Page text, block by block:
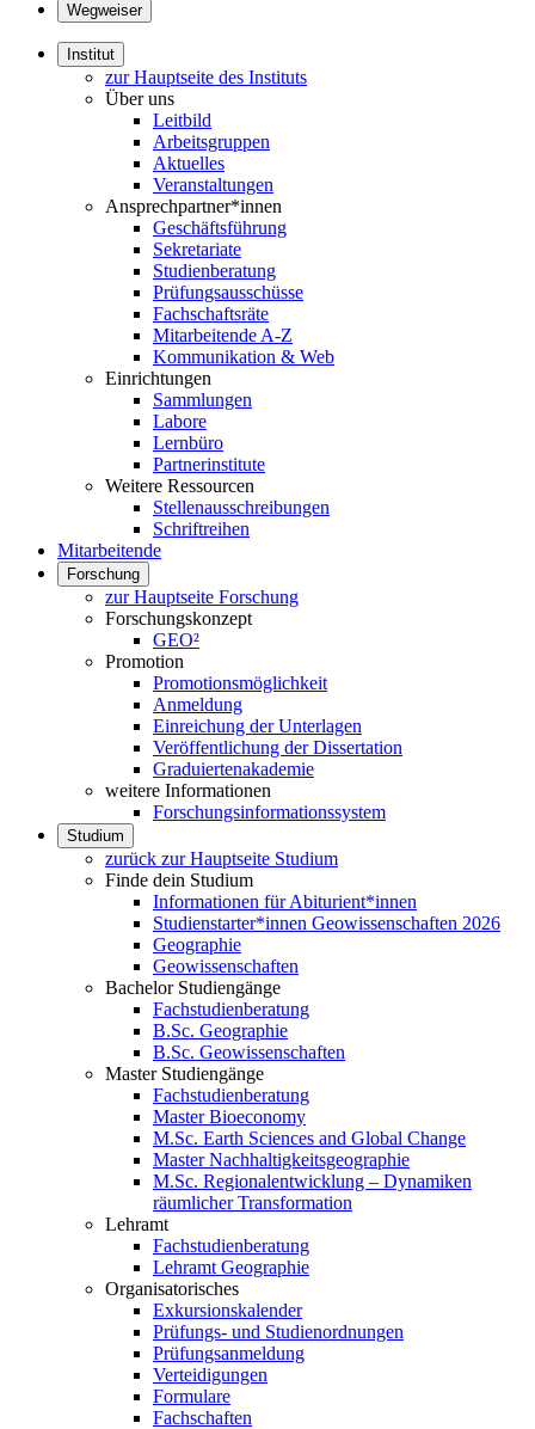
Wegweiser
Institut
zur Hauptseite des Instituts
Über uns
Leitbild
Arbeitsgruppen
Aktuelles
Veranstaltungen
Ansprechpartner*innen
Geschäftsführung
Sekretariate
Studienberatung
Prüfungsausschüsse
Fachschaftsräte
Mitarbeitende A-Z
Kommunikation & Web
Einrichtungen
Sammlungen
Labore
Lernbüro
Partnerinstitute
Weitere Ressourcen
Stellenausschreibungen
Schriftreihen
Mitarbeitende
Forschung
zur Hauptseite Forschung
Forschungskonzept
GEO²
Promotion
Promotionsmöglichkeit
Anmeldung
Einreichung der Unterlagen
Veröffentlichung der Dissertation
Graduiertenakademie
weitere Informationen
Forschungsinformationssystem
Studium
zurück zur Hauptseite Studium
Finde dein Studium
Informationen für Abiturient*innen
Studienstarter*innen Geowissenschaften 2026
Geographie
Geowissenschaften
Bachelor Studiengänge
Fachstudienberatung
B.Sc. Geographie
B.Sc. Geowissenschaften
Master Studiengänge
Fachstudienberatung
Master Bioeconomy
M.Sc. Earth Sciences and Global Change
Master Nachhaltigkeitsgeographie
M.Sc. Regionalentwicklung – Dynamiken
räumlicher Transformation
Lehramt
Fachstudienberatung
Lehramt Geographie
Organisatorisches
Exkursionskalender
Prüfungs- und Studienordnungen
Prüfungsanmeldung
Verteidigungen
Formulare
Fachschaften